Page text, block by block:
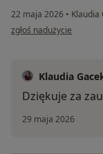
22 maja 2026 • Klaudia
w opinii użytkownika
zgłoś nadużycie
Klaudia
Dziękuje za
29 maja 2026